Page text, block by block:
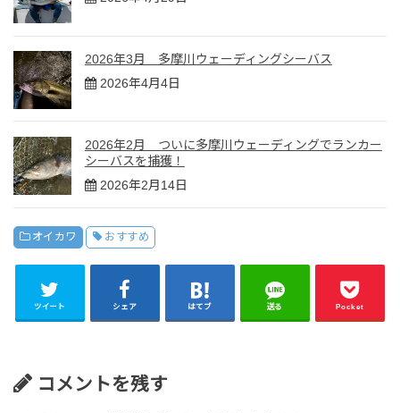
2026年3月 多摩川ウェーディングシーバス
2026年4月4日
2026年2月 ついに多摩川ウェーディングでランカー
シーバスを捕獲！
2026年2月14日
オイカワ おすすめ
ツイート シェア はてブ 送る Pocket
コメントを残す